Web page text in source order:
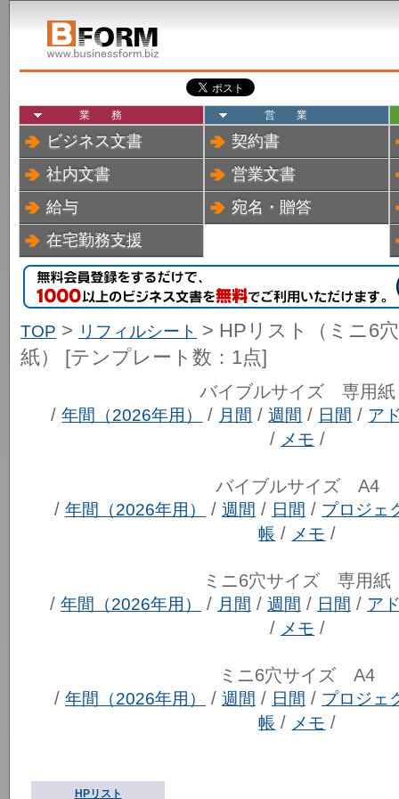
業務
ビジネス文書
社内文書
給与
在宅勤務支援
営業
契約書
営業文書
宛名・贈答
TOP > リフィルシート > HPリスト（ミニ6
紙） [テンプレート数：1点]
バイブルサイズ 専用紙
/年間（2026年用） / 月間 /週間 / 日間 / ア
/ メモ /
バイブルサイズ A4
/ 年間（2026年用） / 週間 / 日間 / プロジェ
帳 / メモ /
ミニ6穴サイズ 専用紙
/ 年間（2026年用） / 月間 / 週間 / 日間 / ア
/ メモ /
ミニ6穴サイズ A4
/ 年間（2026年用） / 週間 / 日間 / プロジェ
帳 / メモ /
HPリスト